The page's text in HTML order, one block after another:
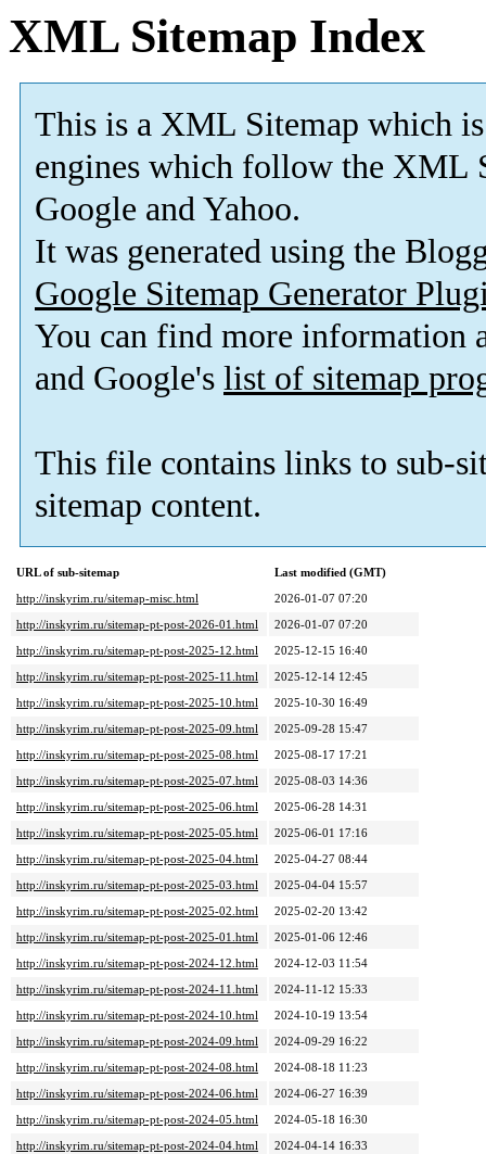
XML Sitemap Index
This is a XML Sitemap which is
engines which follow the XML
Google and Yahoo.
It was generated using the
Google Sitemap Generator
You can find more information
and Google's list of sitemap
This file contains links to sub-
sitemap content.
URL of sub-sitemap
Last modified (GMT)
http://inskyrim.ru/sitemap-misc.html
2026-01-07 07:20
http://inskyrim.ru/sitemap-pt-post-2026-01.html
2026-01-07 07:20
http://inskyrim.ru/sitemap-pt-post-2025-12.html
2025-12-15 16:40
http://inskyrim.ru/sitemap-pt-post-2025-11.html
2025-12-14 12:45
http://inskyrim.ru/sitemap-pt-post-2025-10.html
2025-10-30 16:49
http://inskyrim.ru/sitemap-pt-post-2025-09.html
2025-09-28 15:47
http://inskyrim.ru/sitemap-pt-post-2025-08.html
2025-08-17 17:21
http://inskyrim.ru/sitemap-pt-post-2025-07.html
2025-08-03 14:36
http://inskyrim.ru/sitemap-pt-post-2025-06.html
2025-06-28 14:31
http://inskyrim.ru/sitemap-pt-post-2025-05.html
2025-06-01 17:16
http://inskyrim.ru/sitemap-pt-post-2025-04.html
2025-04-27 08:44
http://inskyrim.ru/sitemap-pt-post-2025-03.html
2025-04-04 15:57
http://inskyrim.ru/sitemap-pt-post-2025-02.html
2025-02-20 13:42
http://inskyrim.ru/sitemap-pt-post-2025-01.html
2025-01-06 12:46
http://inskyrim.ru/sitemap-pt-post-2024-12.html
2024-12-03 11:54
http://inskyrim.ru/sitemap-pt-post-2024-11.html
2024-11-12 15:33
http://inskyrim.ru/sitemap-pt-post-2024-10.html
2024-10-19 13:54
http://inskyrim.ru/sitemap-pt-post-2024-09.html
2024-09-29 16:22
http://inskyrim.ru/sitemap-pt-post-2024-08.html
2024-08-18 11:23
http://inskyrim.ru/sitemap-pt-post-2024-06.html
2024-06-27 16:39
http://inskyrim.ru/sitemap-pt-post-2024-05.html
2024-05-18 16:30
http://inskyrim.ru/sitemap-pt-post-2024-04.html
2024-04-14 16:33